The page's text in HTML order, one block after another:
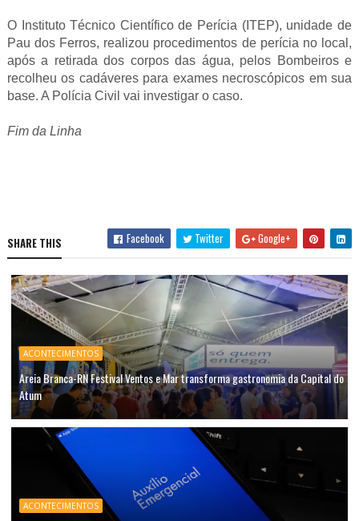
O Instituto Técnico Científico de Perícia (ITEP), unidade de
Pau dos Ferros, realizou procedimentos de perícia no local,
após a retirada dos corpos das água, pelos Bombeiros e
recolheu os cadáveres para exames necroscópicos em sua
base. A Polícia Civil vai investigar o caso.
Fim da Linha
SHARE THIS Facebook Twitter Google+
ACONTECIMENTOS
Areia Branca-RN Festival Ventos e Mar transforma gastronomia da Capital do
Atum
ACONTECIMENTOS